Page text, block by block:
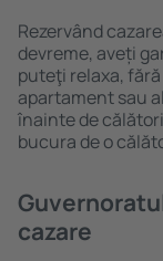
Rezervând
devreme, aveți
puteţi relaxa,
apartament sau
înainte de
bucura de o
cazare